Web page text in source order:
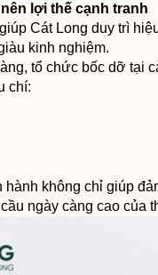
lợi thế cạnh tranh
Cát Long duy trì
kinh nghiệm.
tổ chức bốc dỡ tại
chí:
không chỉ giúp
ngày càng cao của